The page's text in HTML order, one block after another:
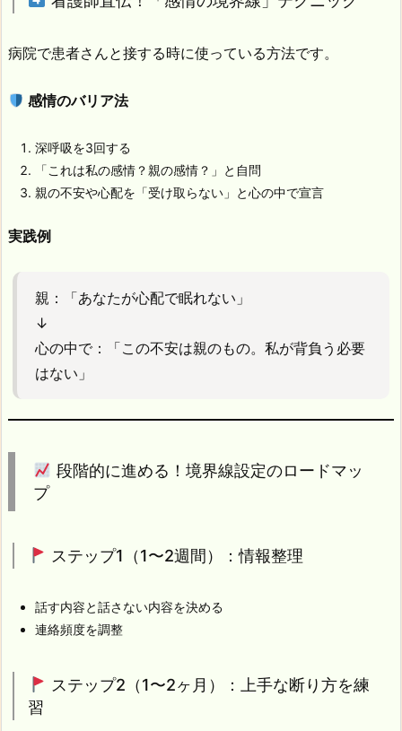
病院で患者さんと接する時に使っている方法です。
感情のバリア法
深呼吸を3回する
「これは私の感情？親の感情？」と自問
親の不安や心配を「受け取らない」と心の中で宣言
実践例
親：「あなたが心配で眠れない」
↓
心の中で：「この不安は親のもの。私が背負う必要
はない」
段階的に進める！境界線設定のロードマッ
プ
ステップ1（1〜2週間）：情報整理
話す内容と話さない内容を決める
連絡頻度を調整
ステップ2（1〜2ヶ月）：上手な断り方を練
習